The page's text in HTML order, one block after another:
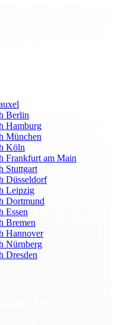
Berlin
Hamburg
München
Köln
Frankfurt am Main
Stuttgart
Düsseldorf
Leipzig
Dortmund
Essen
Bremen
Hannover
Nürnberg
Dresden